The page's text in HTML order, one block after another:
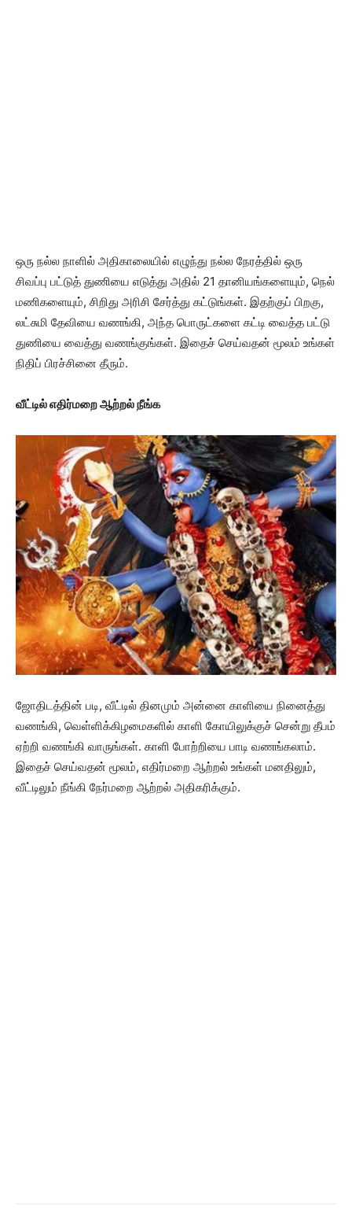
ஒரு நல்ல நாளில் அதிகாலையில் எழுந்து நல்ல நேரத்தில் ஒரு
சிவப்பு பட்டுத் துணியை எடுத்து அதில் 21 தானியங்களையும், நெல்
மணிகளையும், சிறிது அரிசி சேர்த்து கட்டுங்கள். இதற்குப் பிறகு,
லட்சுமி தேவியை வணங்கி, அந்த பொருட்களை கட்டி வைத்த பட்டு
துணியை வைத்து வணங்குங்கள். இதைச் செய்வதன் மூலம் உங்கள்
நிதிப் பிரச்சினை தீரும்.
வீட்டில் எதிர்மறை ஆற்றல் நீங்க
ஜோதிடத்தின் படி, வீட்டில் தினமும் அன்னை காளியை நினைத்து
வணங்கி, வெள்ளிக்கிழமைகளில் காளி கோயிலுக்குச் சென்று தீபம்
ஏற்றி வணங்கி வாருங்கள். காளி போற்றியை பாடி வணங்கலாம்.
இதைச் செய்வதன் மூலம், எதிர்மறை ஆற்றல் உங்கள் மனதிலும்,
வீட்டிலும் நீங்கி நேர்மறை ஆற்றல் அதிகரிக்கும்.